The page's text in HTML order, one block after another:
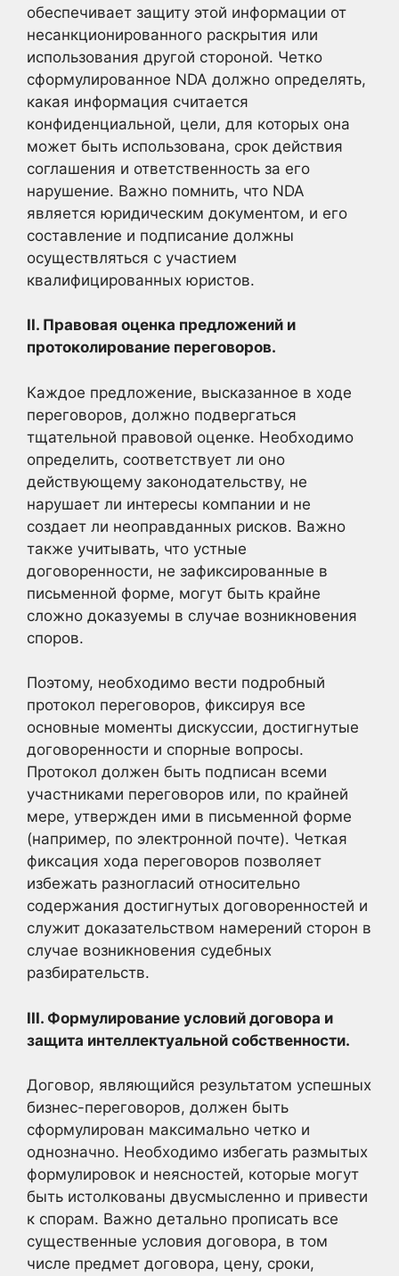
обеспечивает защиту этой информации от
несанкционированного раскрытия или
использования другой стороной. Четко
сформулированное NDA должно определять,
какая информация считается
конфиденциальной, цели, для которых она
может быть использована, срок действия
соглашения и ответственность за его
нарушение. Важно помнить, что NDA
является юридическим документом, и его
составление и подписание должны
осуществляться с участием
квалифицированных юристов.
II. Правовая оценка предложений и
протоколирование переговоров.
Каждое предложение, высказанное в ходе
переговоров, должно подвергаться
тщательной правовой оценке. Необходимо
определить, соответствует ли оно
действующему законодательству, не
нарушает ли интересы компании и не
создает ли неоправданных рисков. Важно
также учитывать, что устные
договоренности, не зафиксированные в
письменной форме, могут быть крайне
сложно доказуемы в случае возникновения
споров.
Поэтому, необходимо вести подробный
протокол переговоров, фиксируя все
основные моменты дискуссии, достигнутые
договоренности и спорные вопросы.
Протокол должен быть подписан всеми
участниками переговоров или, по крайней
мере, утвержден ими в письменной форме
(например, по электронной почте). Четкая
фиксация хода переговоров позволяет
избежать разногласий относительно
содержания достигнутых договоренностей и
служит доказательством намерений сторон в
случае возникновения судебных
разбирательств.
III. Формулирование условий договора и
защита интеллектуальной собственности.
Договор, являющийся результатом успешных
бизнес-переговоров, должен быть
сформулирован максимально четко и
однозначно. Необходимо избегать размытых
формулировок и неясностей, которые могут
быть истолкованы двусмысленно и привести
к спорам. Важно детально прописать все
существенные условия договора, в том
числе предмет договора, цену, сроки,